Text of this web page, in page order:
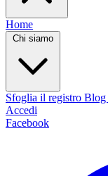
Home
Chi siamo
Sfoglia il registro Blog
Accedi
Facebook